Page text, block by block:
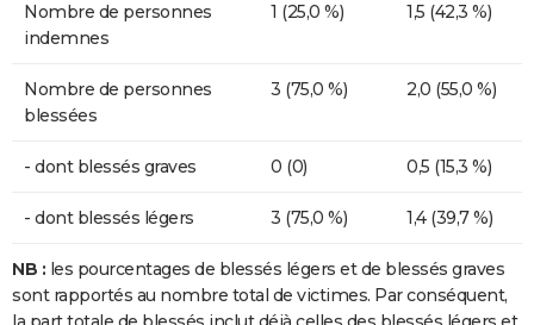
Nombre de personnes
indemnes
1 (25,0 %) 1,5 (42,3 %)
Nombre de personnes
blessées
3 (75,0 %) 2,0 (55,0 %)
- dont blessés graves 0 (0) 0,5 (15,3 %)
- dont blessés légers 3 (75,0 %) 1,4 (39,7 %)
NB : les pourcentages de blessés légers et de blessés graves
sont rapportés au nombre total de victimes. Par conséquent,